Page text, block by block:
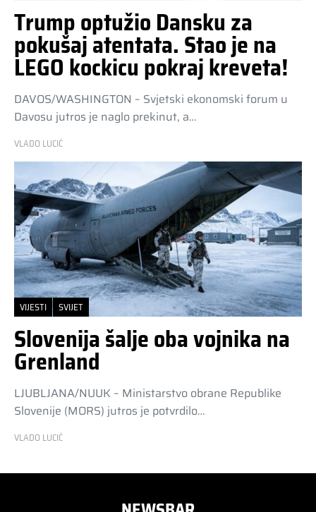
Trump optužio Dansku za
pokušaj atentata. Stao je na
LEGO kockicu pokraj kreveta!
DAVOS/WASHINGTON – Svjetski ekonomski forum u
Davosu jutros je naglo prekinut, a…
VLADO LUCIĆ
VIJESTI SVIJET
Slovenija šalje oba vojnika na
Grenland
LJUBLJANA/NUUK – Ministarstvo obrane Republike
Slovenije (MORS) jutros je potvrdilo…
VLADO LUCIĆ